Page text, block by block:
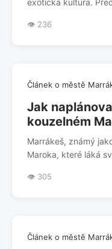
exotická kultura.
👁️ 236
Článek o městě
Jak
kouzelném
Marrákeš, známý
Maroka, které láká
👁️ 305
Článek o městě